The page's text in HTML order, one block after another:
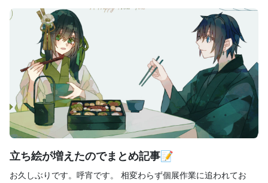
立ち絵が増えたのでまとめ記事📝
お久しぶりです。呼宵です。 相変わらず個展作業に追われてお